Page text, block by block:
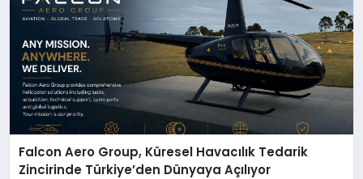
Falcon Aero Group, Küresel Havacılık Tedarik
Zincirinde Türkiye’den Dünyaya Açılıyor